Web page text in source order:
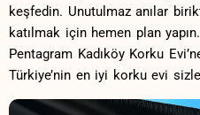
keşfedin. Unutulmaz anılar
katılmak için hemen plan‌
Pentagram Kadıköy Korku
Türkiye’nin​ en iyi korku ⁢evi